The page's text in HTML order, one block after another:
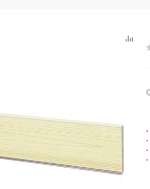
•
•
•
•